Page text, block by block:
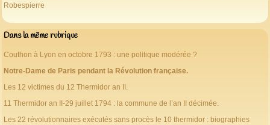
Robespierre
Dans la même rubrique
Couthon à Lyon en octobre 1793 : une politique modérée ?
Notre-Dame de Paris pendant la Révolution française.
Les 12 victimes du 12 Thermidor an II.
11 Thermidor an II-29 juillet 1794 : la commune de l’an II décimée.
Les 22 révolutionnaires exécutés sans procès le 10 thermidor : biographies